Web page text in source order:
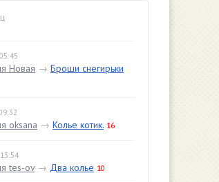
Новая → Броши снегирьки
oksana → Колье котик. 16
tes-ov→ Два колье 10